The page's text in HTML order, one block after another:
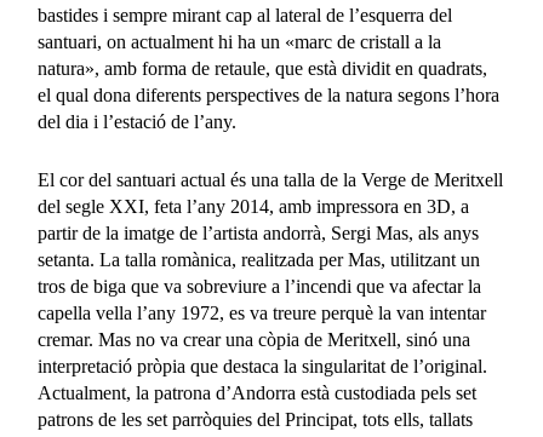
bastides i sempre mirant cap al lateral de l’esquerra del
santuari, on actualment hi ha un «marc de cristall a la
natura», amb forma de retaule, que està dividit en quadrats,
el qual dona diferents perspectives de la natura segons l’hora
del dia i l’estació de l’any.
El cor del santuari actual és una talla de la Verge de Meritxell
del segle XXI, feta l’any 2014, amb impressora en 3D, a
partir de la imatge de l’artista andorrà, Sergi Mas, als anys
setanta. La talla romànica, realitzada per Mas, utilitzant un
tros de biga que va sobreviure a l’incendi que va afectar la
capella vella l’any 1972, es va treure perquè la van intentar
cremar. Mas no va crear una còpia de Meritxell, sinó una
interpretació pròpia que destaca la singularitat de l’original.
Actualment, la patrona d’Andorra està custodiada pels set
patrons de les set parròquies del Principat, tots ells, tallats